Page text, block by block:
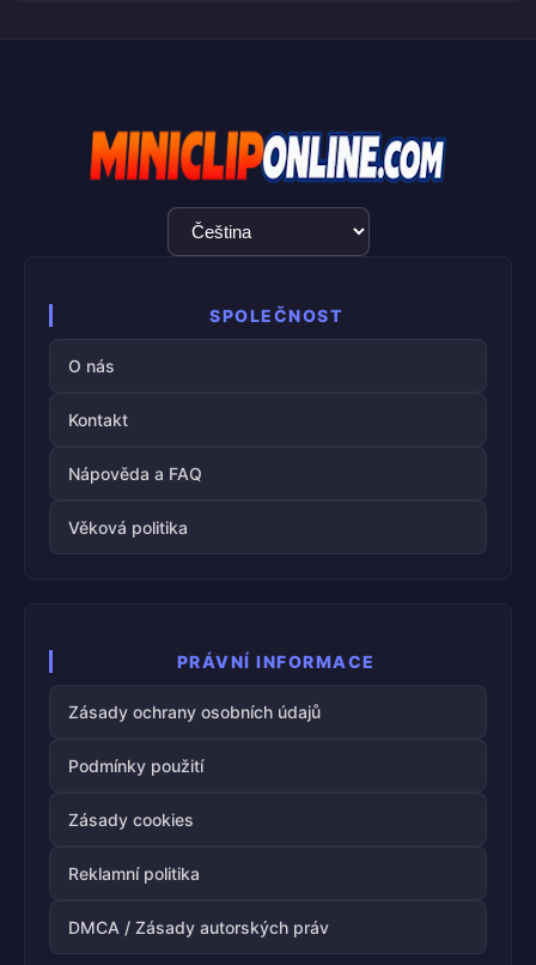
Výběr
jazyka
SPOLEČNOST
O nás
Kontakt
Nápověda a FAQ
Věková politika
PRÁVNÍ INFORMACE
Zásady ochrany osobních údajů
Podmínky použití
Zásady cookies
Reklamní politika
DMCA / Zásady autorských práv